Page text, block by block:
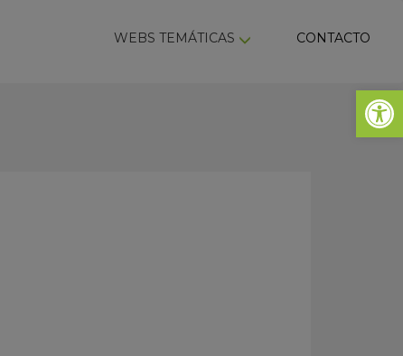
Abrir
WEBS TEMÁTICAS CONTACTO